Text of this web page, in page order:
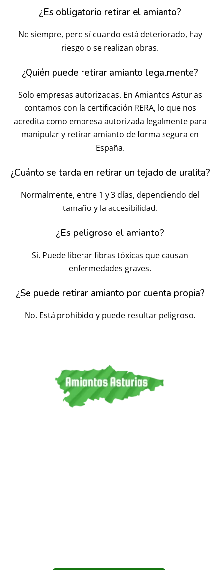
¿Es obligatorio retirar el amianto?
No siempre, pero sí cuando está deteriorado, hay
riesgo o se realizan obras.
¿Quién puede retirar amianto legalmente?
Solo empresas autorizadas. En Amiantos Asturias
contamos con la certificación RERA, lo que nos
acredita como empresa autorizada legalmente para
manipular y retirar amianto de forma segura en
España.
¿Cuánto se tarda en retirar un tejado de uralita?
Normalmente, entre 1 y 3 días, dependiendo del
tamaño y la accesibilidad.
¿Es peligroso el amianto?
Si. Puede liberar fibras tóxicas que causan
enfermedades graves.
¿Se puede retirar amianto por cuenta propia?
No. Está prohibido y puede resultar peligroso.